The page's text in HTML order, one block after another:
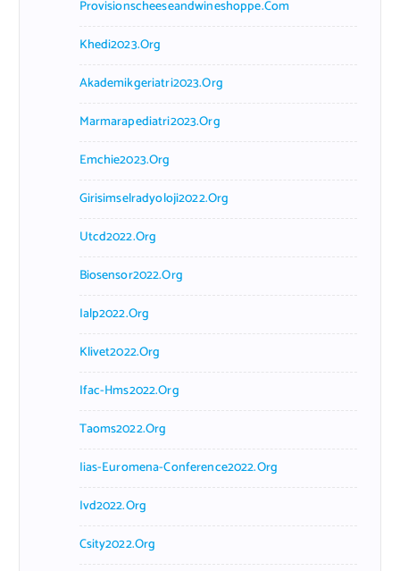
Provisionscheeseandwineshoppe.com
Khedi2023.org
Akademikgeriatri2023.org
Marmarapediatri2023.org
Emchie2023.org
Girisimselradyoloji2022.org
Utcd2022.org
Biosensor2022.org
Ialp2022.org
Klivet2022.org
Ifac-Hms2022.org
Taoms2022.org
Iias-Euromena-Conference2022.org
Ivd2022.org
Csity2022.org